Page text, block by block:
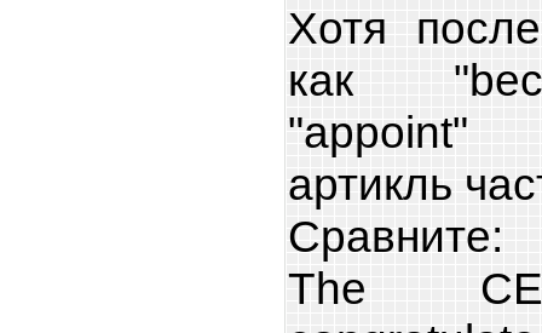
Хотя
как
"appoint"
артикль
Сравните:
The